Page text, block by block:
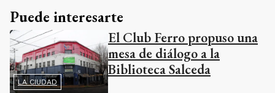
LA CIUDAD
La comisión directiva del club se tomó algunas
horas para sentar postura. Luego del masivo